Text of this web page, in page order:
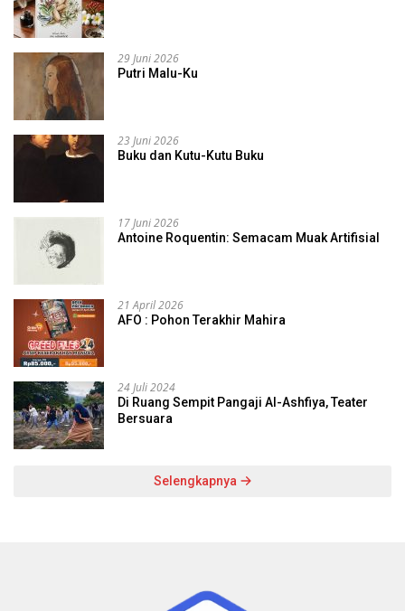
29 Juni 2026
Putri Malu-Ku
23 Juni 2026
Buku dan Kutu-Kutu Buku
17 Juni 2026
Antoine Roquentin: Semacam Muak Artifisial
21 April 2026
AFO : Pohon Terakhir Mahira
24 Juli 2024
Di Ruang Sempit Pangaji Al-Ashfiya, Teater
Bersuara
Selengkapnya